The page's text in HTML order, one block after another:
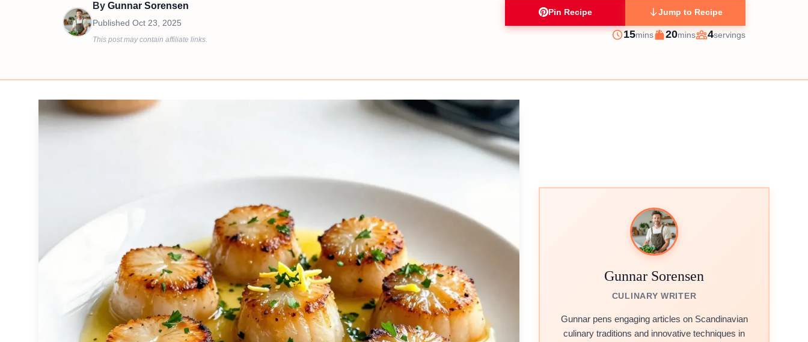
By Gunnar Sorensen
Published Oct 23, 2025
This post may contain affiliate links.
Pin Recipe Jump to Recipe
Prep
15minutes
mins
Cook
20minutes
mins
Servings
4servings
Gunnar Sorensen
CULINARY WRITER
Gunnar pens engaging articles on Scandinavian
culinary traditions and innovative techniques in